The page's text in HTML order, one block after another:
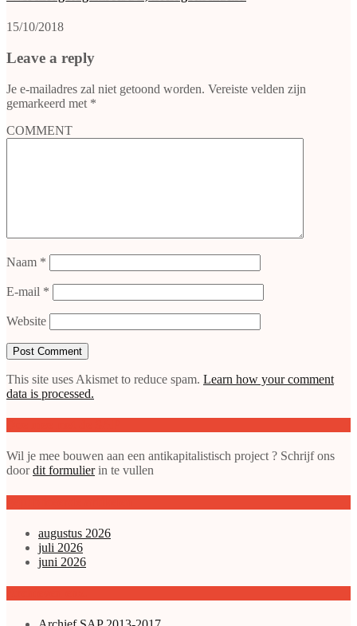
15/10/2018
Leave a reply
Je e-mailadres zal niet getoond worden. Vereiste velden zijn
gemarkeerd met *
COMMENT
Naam *
E-mail *
Website
This site uses Akismet to reduce spam. Learn how your comment
data is processed.
Wil je mee bouwen aan een antikapitalistisch project ? Schrijf ons
doordit formulierin te vullen
augustus 2026
juli 2026
juni 2026